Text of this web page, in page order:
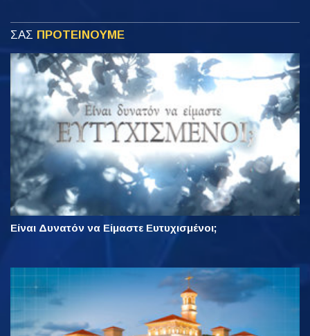
ΣΑΣ ΠΡΟΤΕΙΝΟΥΜΕ
Είναι Δυνατόν να Είμαστε Ευτυχισμένοι;